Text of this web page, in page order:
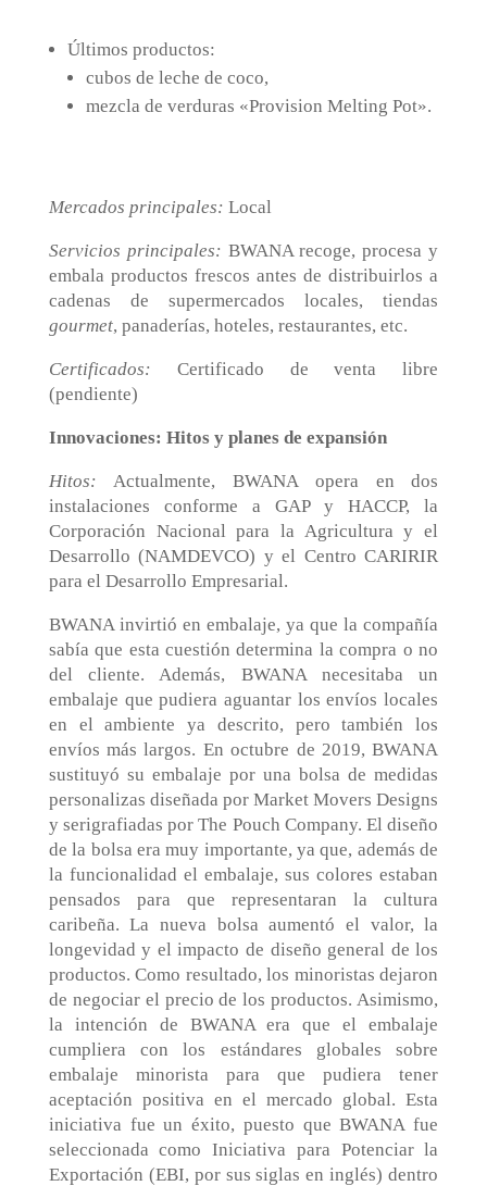
Últimos productos:
cubos de leche de coco,
mezcla de verduras «Provision Melting Pot».
Mercados principales: Local
Servicios principales: BWANA recoge, procesa y
embala productos frescos antes de distribuirlos a
cadenas de supermercados locales, tiendas
gourmet, panaderías, hoteles, restaurantes, etc.
Certificados: Certificado de venta libre
(pendiente)
Innovaciones: Hitos y planes de expansión
Hitos: Actualmente, BWANA opera en dos
instalaciones conforme a GAP y HACCP, la
Corporación Nacional para la Agricultura y el
Desarrollo (NAMDEVCO) y el Centro CARIRIR
para el Desarrollo Empresarial.
BWANA invirtió en embalaje, ya que la compañía
sabía que esta cuestión determina la compra o no
del cliente. Además, BWANA necesitaba un
embalaje que pudiera aguantar los envíos locales
en el ambiente ya descrito, pero también los
envíos más largos. En octubre de 2019, BWANA
sustituyó su embalaje por una bolsa de medidas
personalizas diseñada por Market Movers Designs
y serigrafiadas por The Pouch Company. El diseño
de la bolsa era muy importante, ya que, además de
la funcionalidad el embalaje, sus colores estaban
pensados para que representaran la cultura
caribeña. La nueva bolsa aumentó el valor, la
longevidad y el impacto de diseño general de los
productos. Como resultado, los minoristas dejaron
de negociar el precio de los productos. Asimismo,
la intención de BWANA era que el embalaje
cumpliera con los estándares globales sobre
embalaje minorista para que pudiera tener
aceptación positiva en el mercado global. Esta
iniciativa fue un éxito, puesto que BWANA fue
seleccionada como Iniciativa para Potenciar la
Exportación (EBI, por sus siglas en inglés) dentro